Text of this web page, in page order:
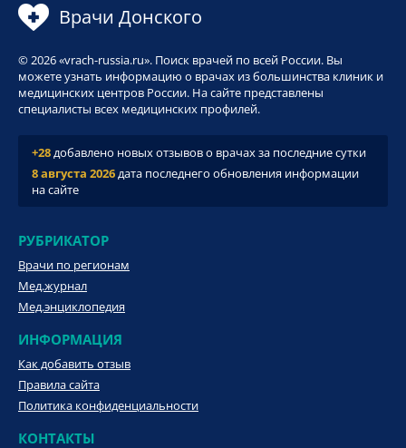
Врачи Донского
© 2026 «vrach-russia.ru». Поиск врачей по всей России. Вы
можете узнать информацию о врачах из большинства клиник и
медицинских центров России. На сайте представлены
специалисты всех медицинских профилей.
+28добавлено новых отзывов о врачах за последние сутки
8 августа 2026дата последнего обновления информации
на сайте
РУБРИКАТОР
Врачи по регионам
Мед.журнал
Мед.энциклопедия
ИНФОРМАЦИЯ
Как добавить отзыв
Правила сайта
Политика конфиденциальности
КОНТАКТЫ